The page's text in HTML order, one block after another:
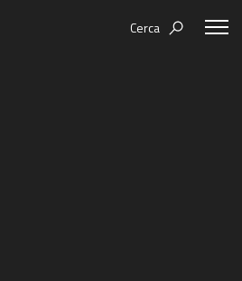
Cerca